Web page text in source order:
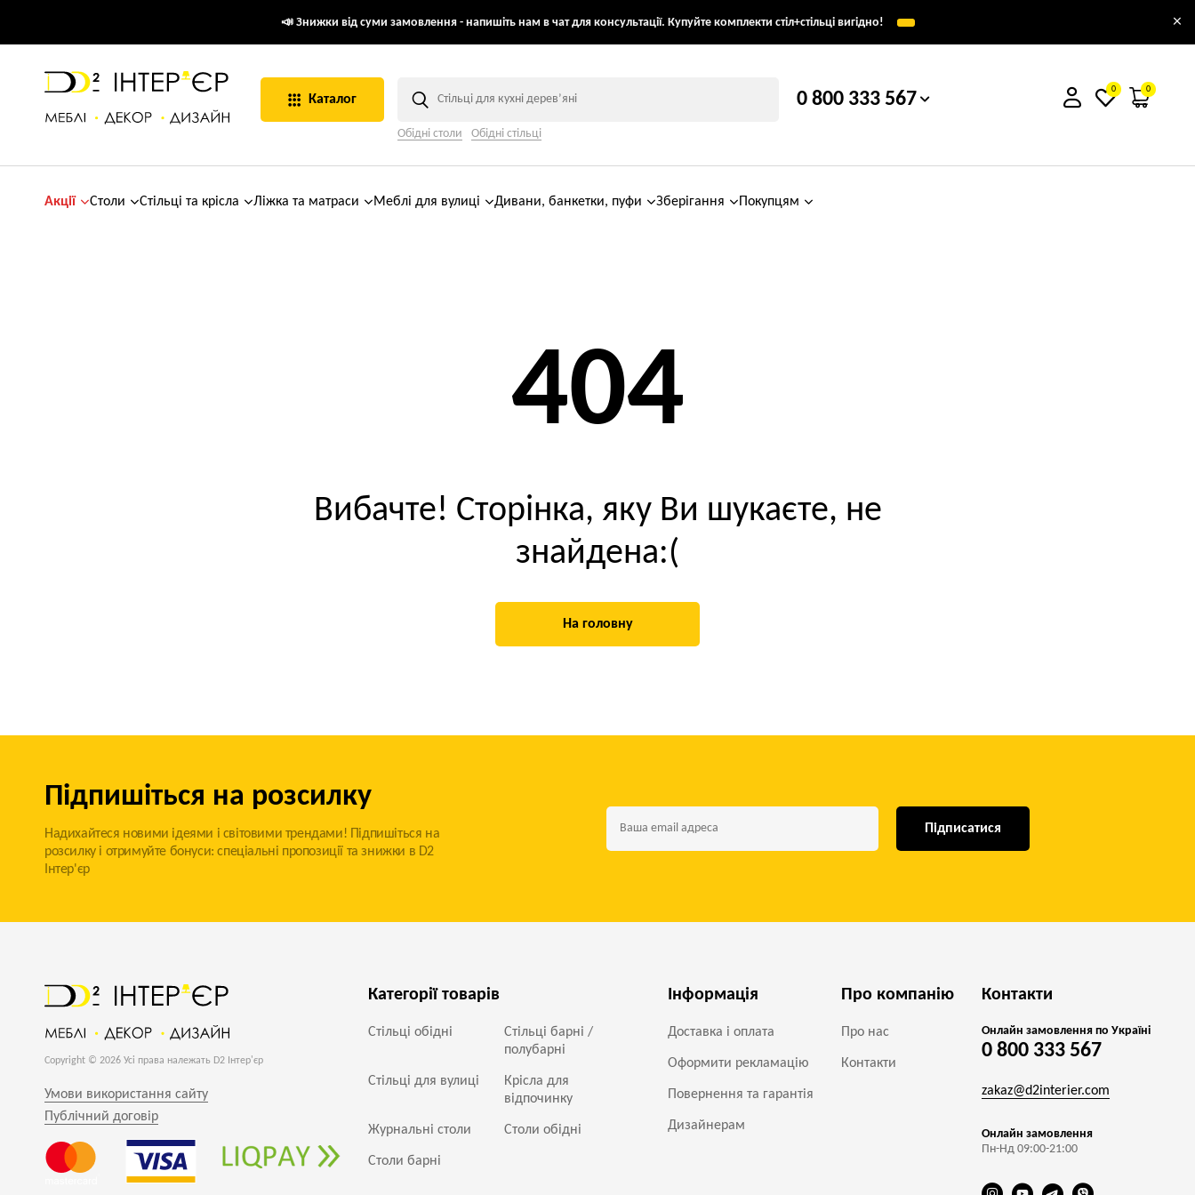
📣 Знижки від суми замовлення - напишіть нам в чат для консультації. Купуйте комплекти стіл+стільці вигідно! ×
Каталог
Обідні столи Обідні стільці
0 800 333 567 0 0
Акції Столи Стільці та крісла Ліжка та матраси Меблі для вулиці Дивани, банкетки, пуфи Зберігання Покупцям
404
Вибачте! Сторінка, яку Ви шукаєте, не
знайдена:(
На головну
Підпишіться на розсилку
Надихайтеся новими ідеями і світовими трендами! Підпишіться на
розсилку і отримуйте бонуси: спеціальні пропозиції та знижки в D2
Інтер'єр
Підписатися
Copyright © 2026 Усі права належать D2 Інтер'єр
Умови використання сайту
Публічний договір
Категорії товарів
Стільці обідні
Стільці барні /
полубарні
Стільці для вулиці
Крісла для
відпочинку
Журнальні столи Столи обідні
Столи барні
Інформація
Доставка і оплата
Оформити рекламацію
Повернення та гарантія
Дизайнерам
Про компанію
Про нас
Контакти
Контакти
Онлайн замовлення по Україні
0 800 333 567
zakaz@d2interier.com
Онлайн замовлення
Пн-Нд 09:00-21:00